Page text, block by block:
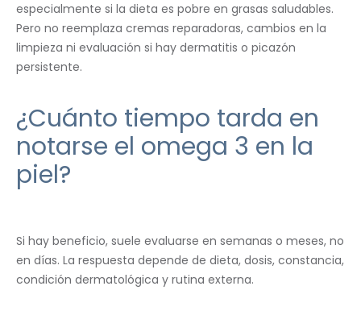
especialmente si la dieta es pobre en grasas saludables.
Pero no reemplaza cremas reparadoras, cambios en la
limpieza ni evaluación si hay dermatitis o picazón
persistente.
¿Cuánto tiempo tarda en
notarse el omega 3 en la
piel?
Si hay beneficio, suele evaluarse en semanas o meses, no
en días. La respuesta depende de dieta, dosis, constancia,
condición dermatológica y rutina externa.